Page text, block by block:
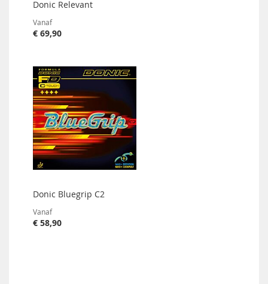
Donic Relevant
Vanaf
€ 69,90
Donic Bluegrip C2
Vanaf
€ 58,90